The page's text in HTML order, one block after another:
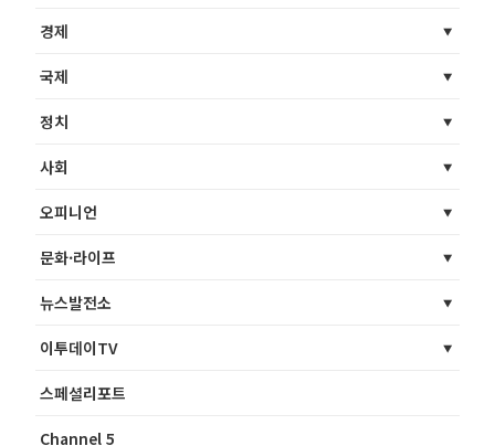
경제
국제
정치
사회
오피니언
문화·라이프
뉴스발전소
이투데이TV
스페셜리포트
Channel 5